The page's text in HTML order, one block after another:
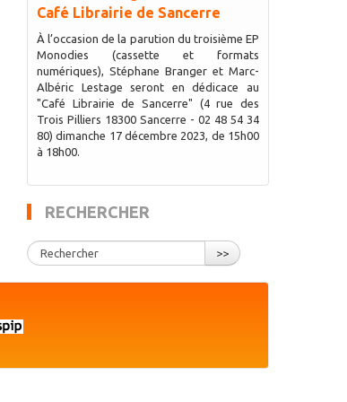
Café Librairie de Sancerre
À l’occasion de la parution du troisième EP
Monodies (cassette et formats
numériques), Stéphane Branger et Marc-
Albéric Lestage seront en dédicace au
"Café Librairie de Sancerre" (4 rue des
Trois Pilliers 18300 Sancerre - 02 48 54 34
80) dimanche 17 décembre 2023, de 15h00
à 18h00.
RECHERCHER
>>